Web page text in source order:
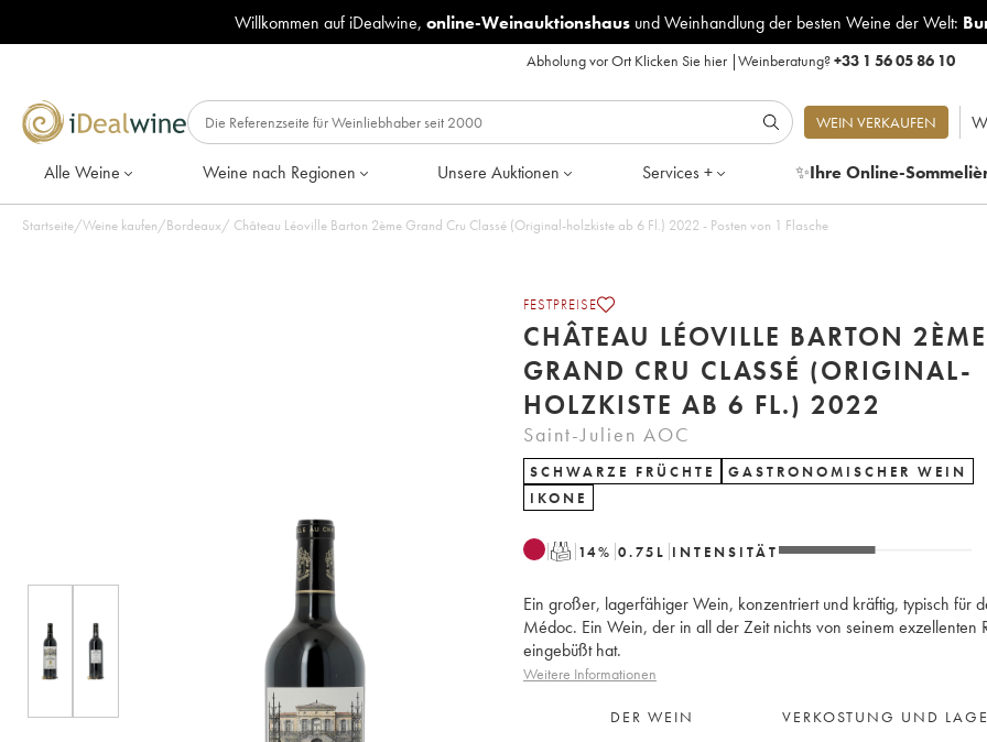
Willkommen auf iDealwine, online-Weinauktionshausund Weinhandlung der besten Weine der Welt:
Abholung vor Ort Klicken Sie hier|Weinberatung?+33 1 56 05 86 10
WEIN VERKAUFEN
Alle Weine Weine nach Regionen Unsere Auktionen Services + ✨Ihre Online-
Startseite/Weine kaufen/Bordeaux/ Château Léoville Barton 2ème Grand Cru Classé (Original-holzkiste ab 6 Fl.) 2022 - Posten von 1 Flasche
FESTPREISE
CHÂTEAU LÉOVILLE BARTON 2ÈME
GRAND CRU CLASSÉ (ORIGINAL-
HOLZKISTE AB 6 FL.) 2022
Saint-Julien AOC
SCHWARZE FRÜCHTE
GASTRONOMISCHER WEIN
IKONE
T 14% 0.75 L INTENSITÄT
Ein großer, lagerfähiger Wein, konzentriert und kräftig, typisch für
Médoc. Ein Wein, der in all der Zeit nichts von seinem exzellenten
eingebüßt hat.
Weitere Informationen
DER WEIN VERKOSTUNG UND